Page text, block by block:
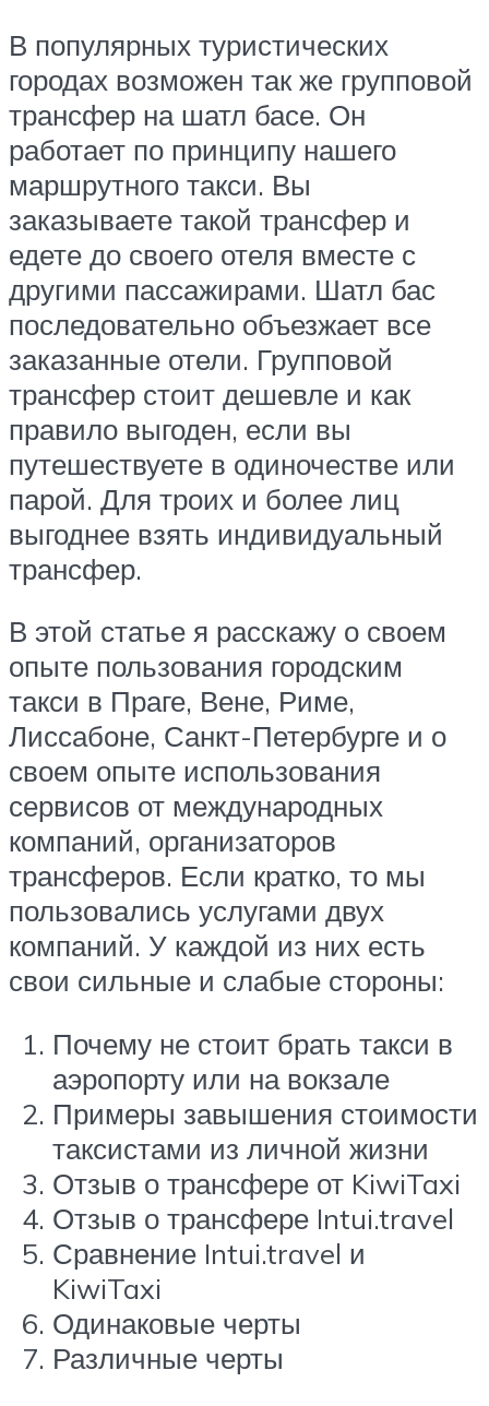
В популярных туристических
городах возможен так же групповой
трансфер на шатл басе. Он
работает по принципу нашего
маршрутного такси. Вы
заказываете такой трансфер и
едете до своего отеля вместе с
другими пассажирами. Шатл бас
последовательно объезжает все
заказанные отели. Групповой
трансфер стоит дешевле и как
правило выгоден, если вы
путешествуете в одиночестве или
парой. Для троих и более лиц
выгоднее взять индивидуальный
трансфер.
В этой статье я расскажу о своем
опыте пользования городским
такси в Праге, Вене, Риме,
Лиссабоне, Санкт-Петербурге и о
своем опыте использования
сервисов от международных
компаний, организаторов
трансферов. Если кратко, то мы
пользовались услугами двух
компаний. У каждой из них есть
свои сильные и слабые стороны:
Почему не стоит брать такси в
аэропорту или на вокзале
Примеры завышения стоимости
таксистами из личной жизни
Отзыв о трансфере от KiwiTaxi
Отзыв о трансфере Intui.travel
Сравнение Intui.travel и
KiwiTaxi
Одинаковые черты
Различные черты